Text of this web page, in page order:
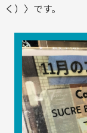
く）〉です。